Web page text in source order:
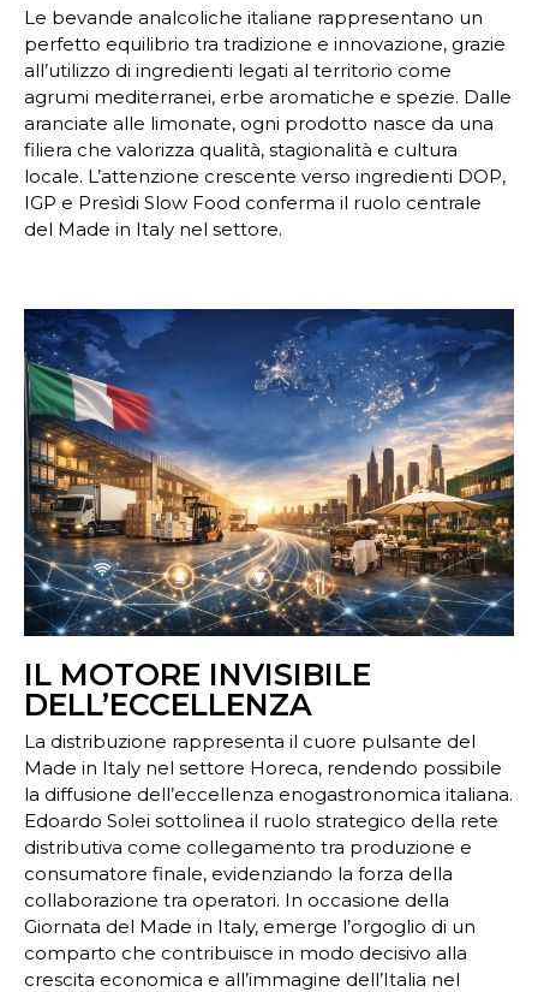
Le bevande analcoliche italiane rappresentano un
perfetto equilibrio tra tradizione e innovazione, grazie
all’utilizzo di ingredienti legati al territorio come
agrumi mediterranei, erbe aromatiche e spezie. Dalle
aranciate alle limonate, ogni prodotto nasce da una
filiera che valorizza qualità, stagionalità e cultura
locale. L’attenzione crescente verso ingredienti DOP,
IGP e Presìdi Slow Food conferma il ruolo centrale
del Made in Italy nel settore.
IL MOTORE INVISIBILE
DELL’ECCELLENZA
La distribuzione rappresenta il cuore pulsante del
Made in Italy nel settore Horeca, rendendo possibile
la diffusione dell’eccellenza enogastronomica italiana.
Edoardo Solei sottolinea il ruolo strategico della rete
distributiva come collegamento tra produzione e
consumatore finale, evidenziando la forza della
collaborazione tra operatori. In occasione della
Giornata del Made in Italy, emerge l’orgoglio di un
comparto che contribuisce in modo decisivo alla
crescita economica e all’immagine dell’Italia nel